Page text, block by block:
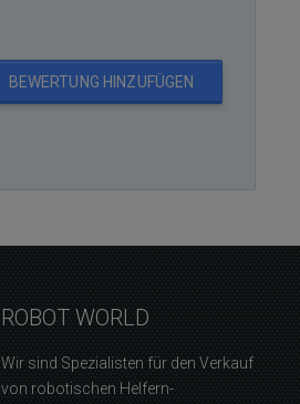
BEWERTUNG HINZUFÜGEN
ROBOT WORLD
Wir sind Spezialisten für den Verkauf
von robotischen Helfern-